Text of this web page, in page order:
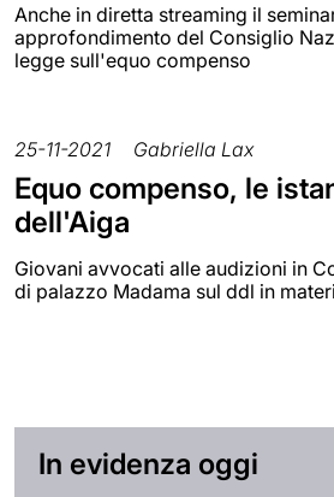
Anche in diretta streaming il
approfondimento del Consiglio
legge sull'equo compenso
25-11-2021 Gabriella Lax
Equo compenso, le
dell'Aiga
Giovani avvocati alle audizioni in
di palazzo Madama sul ddl in
In evidenza oggi